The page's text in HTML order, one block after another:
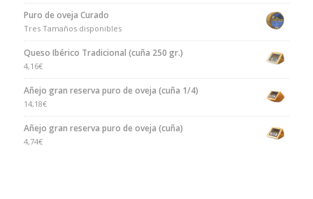
Puro de oveja Curado
Tres Tamaños disponibles
Queso Ibérico Tradicional (cuña 250 gr.)
4,16€
Añejo gran reserva puro de oveja (cuña 1/4)
14,18€
Añejo gran reserva puro de oveja (cuña)
4,74€